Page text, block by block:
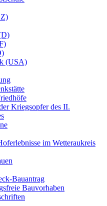
(USA)
Kriegsopfer des II.
im Wetteraukreis
Bauantrag
Bauvorhaben